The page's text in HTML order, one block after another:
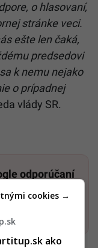
o hlasovaní,
stránke veci.
ešte len čaká,
predsedovi
k nemu nejako
o prípadnej
vlády SR.
odporúčaní
ako
cookies →